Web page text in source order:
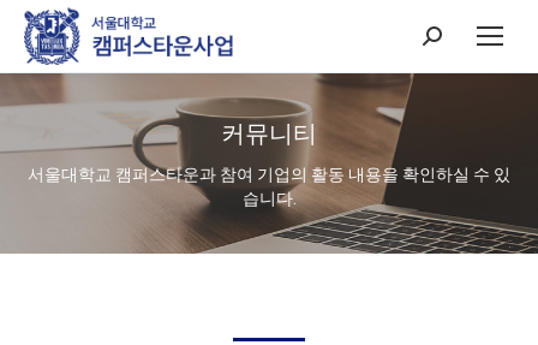
Search:
커뮤니티
서울대학교 캠퍼스타운과 참여 기업의 활동 내용을 확인하실 수 있
습니다.